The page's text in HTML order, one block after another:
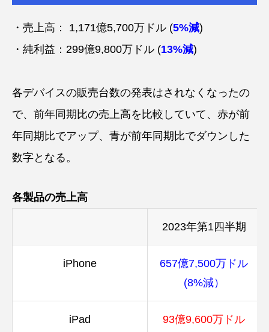
・売上高： 1,171億5,700万ドル (5%減)
・純利益：299億9,800万ドル (13%減)
各デバイスの販売台数の発表はされなくなったの
で、前年同期比の売上高を比較していて、赤が前
年同期比でアップ、青が前年同期比でダウンした
数字となる。
各製品の売上高
2023年第1四半期
iPhone
657億7,500万ドル
(8%減）
iPad
93億9,600万ドル